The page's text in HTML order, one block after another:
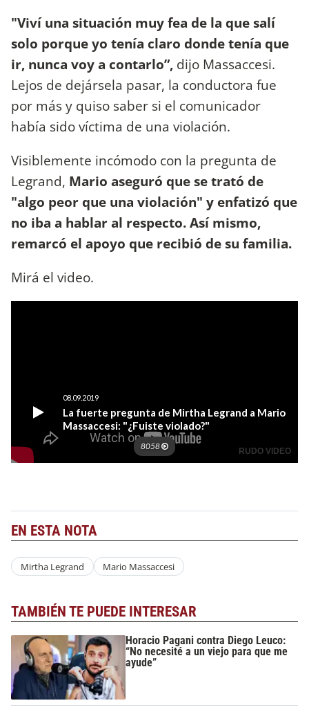
"Viví una situación muy fea de la que salí
solo porque yo tenía claro donde tenía que
ir, nunca voy a contarlo”, dijo Massaccesi.
Lejos de dejársela pasar, la conductora fue
por más y quiso saber si el comunicador
había sido víctima de una violación.
Visiblemente incómodo con la pregunta de
Legrand, Mario aseguró que se trató de
"algo peor que una violación" y enfatizó que
no iba a hablar al respecto. Así mismo,
remarcó el apoyo que recibió de su familia.
Mirá el video.
EN ESTA NOTA
Mirtha Legrand Mario Massaccesi
TAMBIÉN TE PUEDE INTERESAR
Horacio Pagani contra Diego Leuco:
“No necesité a un viejo para que me
ayude”